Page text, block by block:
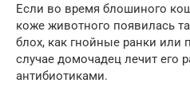
Если во время блошиного
коже животного появилась
блох, как гнойные ранки или
случае домочадец лечит его
антибиотиками.